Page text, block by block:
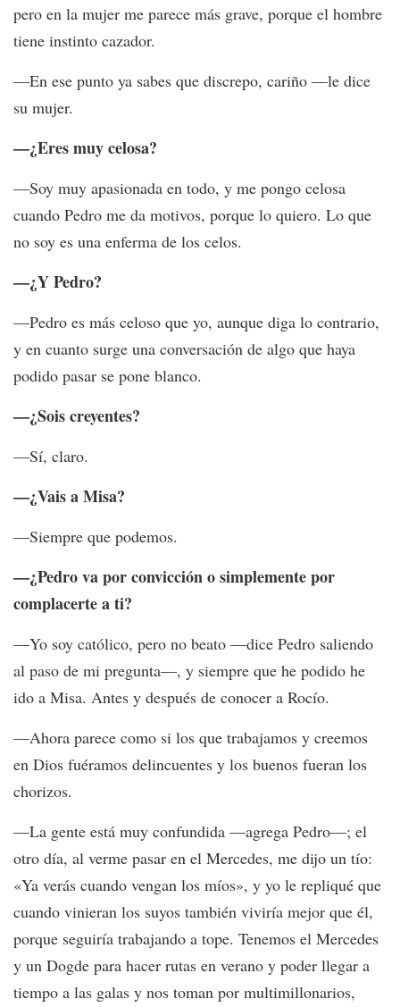
pero en la mujer me parece más grave, porque el hombre
tiene instinto cazador.
—En ese punto ya sabes que discrepo, cariño —le dice
su mujer.
—¿Eres muy celosa?
—Soy muy apasionada en todo, y me pongo celosa
cuando Pedro me da motivos, porque lo quiero. Lo que
no soy es una enferma de los celos.
—¿Y Pedro?
—Pedro es más celoso que yo, aunque diga lo contrario,
y en cuanto surge una conversación de algo que haya
podido pasar se pone blanco.
—¿Sois creyentes?
—Sí, claro.
—¿Vais a Misa?
—Siempre que podemos.
—¿Pedro va por convicción o simplemente por
complacerte a ti?
—Yo soy católico, pero no beato —dice Pedro saliendo
al paso de mi pregunta—, y siempre que he podido he
ido a Misa. Antes y después de conocer a Rocío.
—Ahora parece como si los que trabajamos y creemos
en Dios fuéramos delincuentes y los buenos fueran los
chorizos.
—La gente está muy confundida —agrega Pedro—; el
otro día, al verme pasar en el Mercedes, me dijo un tío:
«Ya verás cuando vengan los míos», y yo le repliqué que
cuando vinieran los suyos también viviría mejor que él,
porque seguiría trabajando a tope. Tenemos el Mercedes
y un Dogde para hacer rutas en verano y poder llegar a
tiempo a las galas y nos toman por multimillonarios,